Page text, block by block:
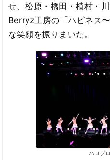
せ、松原・橋田・植村・
Berryz工房の「ハピネス
な笑顔を振りまいた。
ハロプ